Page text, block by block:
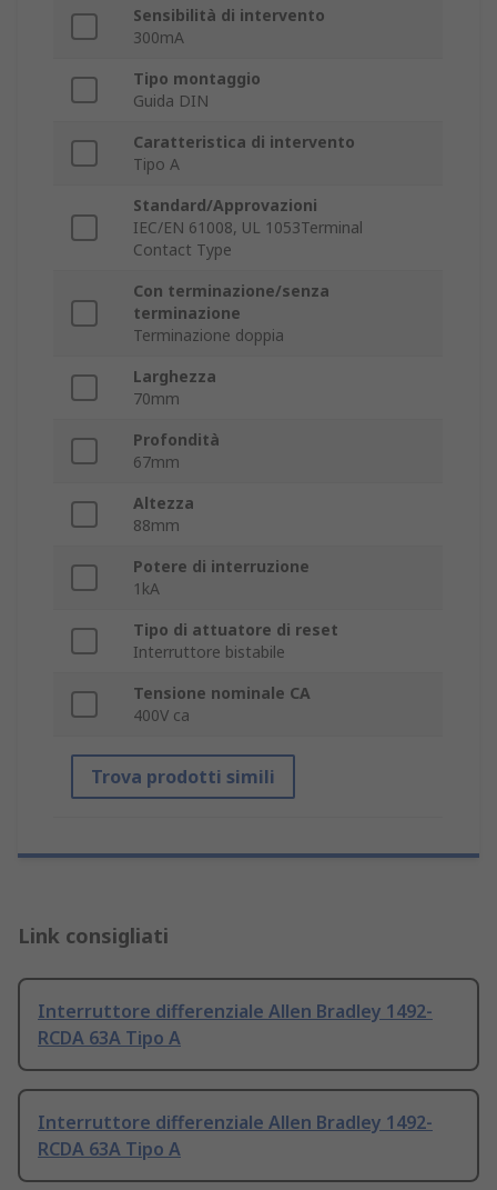
Sensibilità di intervento
300mA
Tipo montaggio
Guida DIN
Caratteristica di intervento
Tipo A
Standard/Approvazioni
IEC/EN 61008, UL 1053Terminal
Contact Type
Con terminazione/senza
terminazione
Terminazione doppia
Larghezza
70mm
Profondità
67mm
Altezza
88mm
Potere di interruzione
1kA
Tipo di attuatore di reset
Interruttore bistabile
Tensione nominale CA
400V ca
Trova prodotti simili
Link consigliati
Interruttore differenziale Allen Bradley 1492-
RCDA 63A Tipo A
Interruttore differenziale Allen Bradley 1492-
RCDA 63A Tipo A